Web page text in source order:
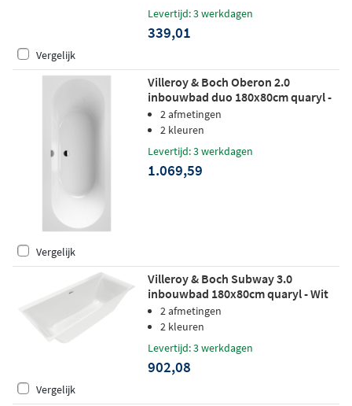
Levertijd: 3 werkdagen
339,01
Vergelijk
Villeroy & Boch Oberon 2.0
inbouwbad duo 180x80cm quaryl -
stone white
2 afmetingen
2 kleuren
Levertijd: 3 werkdagen
1.069,59
Vergelijk
Villeroy & Boch Subway 3.0
inbouwbad 180x80cm quaryl - Wit
2 afmetingen
2 kleuren
Levertijd: 3 werkdagen
902,08
Vergelijk